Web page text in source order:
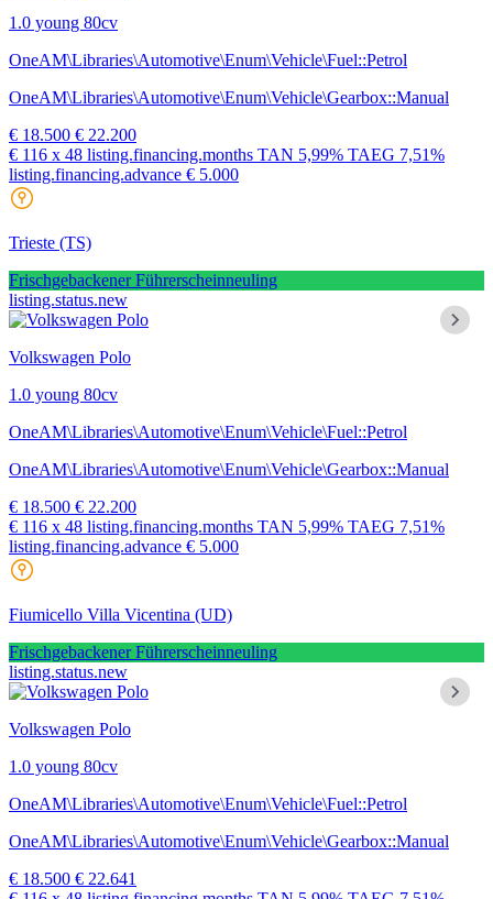
1.0 young 80cv
OneAM\Libraries\Automotive\Enum\Vehicle\Fuel::Petrol
OneAM\Libraries\Automotive\Enum\Vehicle\Gearbox::Manual
€ 18.500 € 22.200
€ 116 x 48 listing.financing.months TAN 5,99% TAEG 7,51%
listing.financing.advance € 5.000
Trieste (TS)
Frischgebackener Führerscheinneuling
listing.status.new
Volkswagen Polo
1.0 young 80cv
OneAM\Libraries\Automotive\Enum\Vehicle\Fuel::Petrol
OneAM\Libraries\Automotive\Enum\Vehicle\Gearbox::Manual
€ 18.500 € 22.200
€ 116 x 48 listing.financing.months TAN 5,99% TAEG 7,51%
listing.financing.advance € 5.000
Fiumicello Villa Vicentina (UD)
Frischgebackener Führerscheinneuling
listing.status.new
Volkswagen Polo
1.0 young 80cv
OneAM\Libraries\Automotive\Enum\Vehicle\Fuel::Petrol
OneAM\Libraries\Automotive\Enum\Vehicle\Gearbox::Manual
€ 18.500 € 22.641